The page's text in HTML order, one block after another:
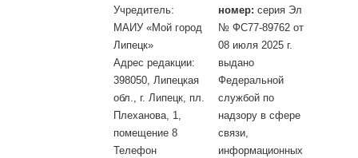
Учредитель:
МАИУ «Мой город
Липецк»
Адрес редакции:
398050, Липецкая
обл., г. Липецк, пл.
Плеханова, 1,
помещение 8
Телефон
номер: серия Эл
№ ФС77-89762 от
08 июля 2025 г.
выдано
Федеральной
службой по
надзору в сфере
связи,
информационных